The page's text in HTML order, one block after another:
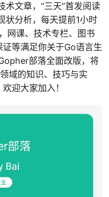
术文章，“三天”首发阅读
状分析，每天提前1小时
网课、技术专栏、图书
等满足你关于Go语言生
部落全面改版，将
域的知识、技巧与实
迎大家加入！